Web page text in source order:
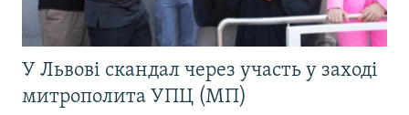
У Львові скандал через участь у заході
митрополита УПЦ (МП)